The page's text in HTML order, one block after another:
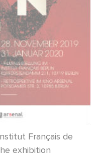
Français de
exhibition